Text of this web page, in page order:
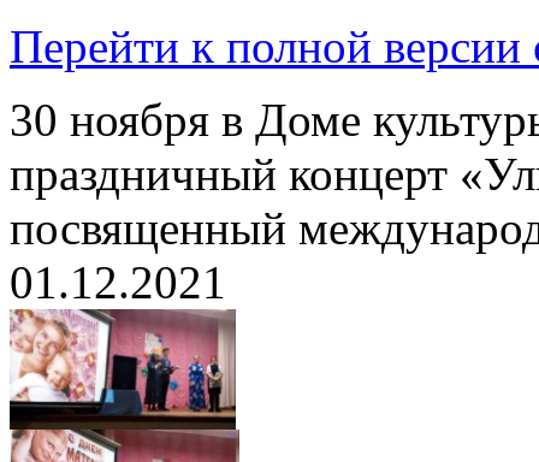
Перейти к полной версии
30 ноября в Доме
праздничный концерт
посвященный
01.12.2021